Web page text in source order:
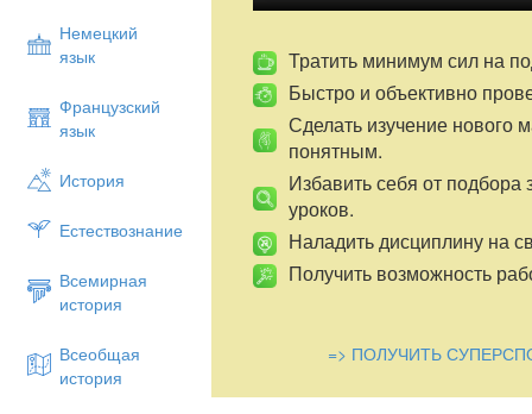
Немецкий
язык
Французский
язык
История
Естествознание
Всемирная
история
Всеобщая
история
Тратить минимум сил на
Быстро и объективно
Сделать изучение нового
понятным.
Избавить себя от подбора
уроков.
Наладить дисциплину на
Получить возможность
=> ПОЛУЧИТЬ